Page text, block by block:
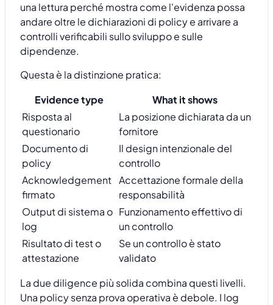
una lettura perché mostra come l'evidenza possa
andare oltre le dichiarazioni di policy e arrivare a
controlli verificabili sullo sviluppo e sulle
dipendenze.
Questa è la distinzione pratica:
Evidence type
What it shows
Risposta al
questionario
La posizione dichiarata da un
fornitore
Documento di
policy
Il design intenzionale del
controllo
Acknowledgement
firmato
Accettazione formale della
responsabilità
Output di sistema o
log
Funzionamento effettivo di
un controllo
Risultato di test o
attestazione
Se un controllo è stato
validato
La due diligence più solida combina questi livelli.
Una policy senza prova operativa è debole. I log